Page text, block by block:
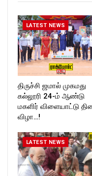
LATEST NEWS
திருச்சி ஜமால் முகமது
கல்லூரி 24-ம் ஆண்டு
மகளிர் விளையாட்டு
விழா…!
LATEST NEWS